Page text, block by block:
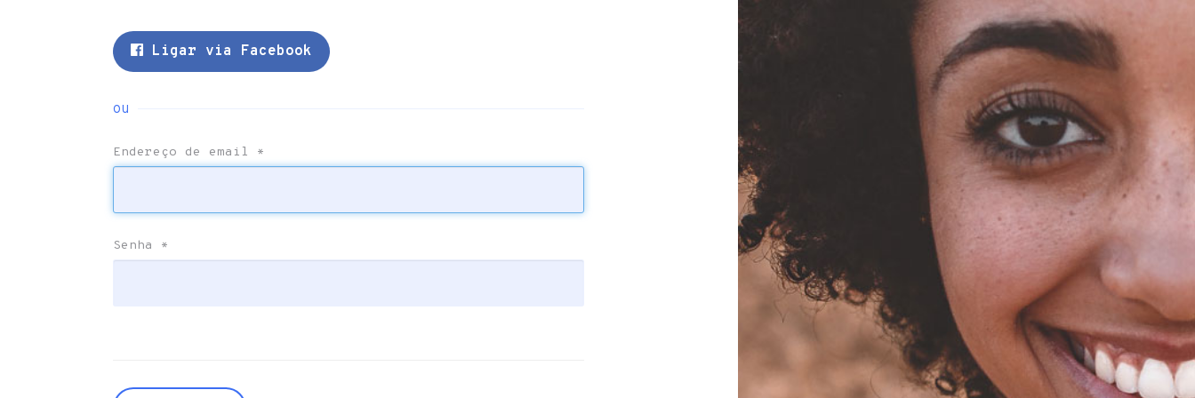
Ligar via Facebook
ou
Endereço de email *
Senha *